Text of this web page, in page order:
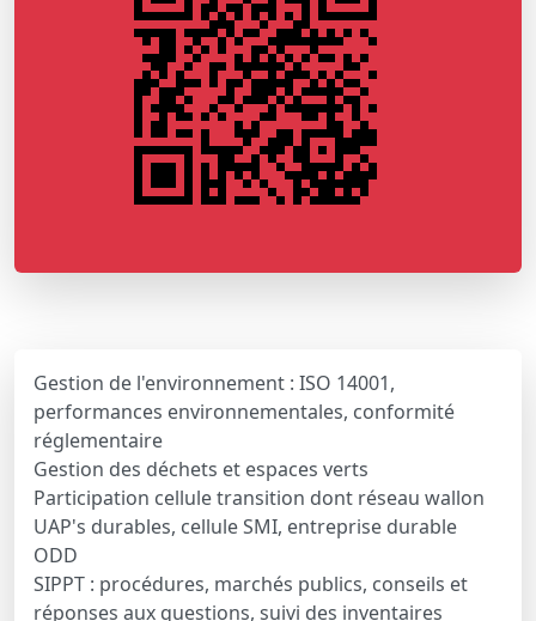
Gestion de l'environnement : ISO 14001,
performances environnementales, conformité
réglementaire
Gestion des déchets et espaces verts
Participation cellule transition dont réseau wallon
UAP's durables, cellule SMI, entreprise durable
ODD
SIPPT : procédures, marchés publics, conseils et
réponses aux questions, suivi des inventaires